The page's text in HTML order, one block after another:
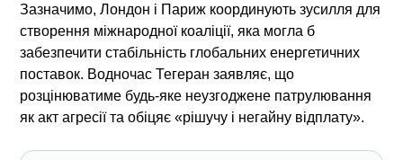
Зазначимо, Лондон і Париж координують зусилля для
створення міжнародної коаліції, яка могла б
забезпечити стабільність глобальних енергетичних
поставок. Водночас Тегеран заявляє, що
розцінюватиме будь-яке неузгоджене патрулювання
як акт агресії та обіцяє «рішучу і негайну відплату».